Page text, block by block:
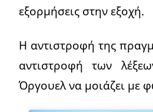
εξορμήσεις στην εξοχή.
Η αντιστροφή της
αντιστροφή των
Όργουελ να μοιάζει με